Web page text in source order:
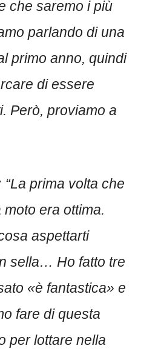
che saremo i più
parlando di una
primo anno, quindi
di essere
Però, proviamo a
“La prima volta che
era ottima.
aspettarti
sella… Ho fatto tre
«è fantastica» e
fare di questa
per lottare nella